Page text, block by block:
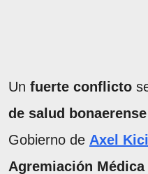
Un fuerte conflicto
de salud bonaerense
Gobierno de Axel
Agremiación Médica